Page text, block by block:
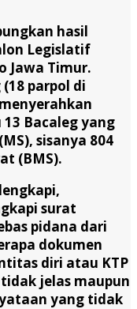
hasil
Legislatif
Jawa Timur.
parpol di
Bacaleg yang
sisanya 804
(BMS).
surat
pidana dari
dokumen
diri atau KTP
jelas maupun
yang tidak